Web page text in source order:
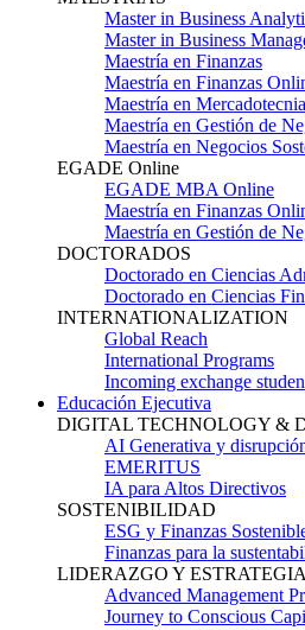
Master in Business
Master in Business
Maestría en Finanzas
Maestría en Finanzas
Maestría en Mercadotecnia
Maestría en Gestión de
Maestría en Negocios
EGADE Online
EGADE MBA Online
Maestría en Finanzas
Maestría en Gestión de
DOCTORADOS
Doctorado en Ciencias
Doctorado en Ciencias
INTERNATIONALIZATION
Global Reach
International Programs
Incoming exchange
Educación Ejecutiva
DIGITAL TECHNOLOGY &
AI Generativa y
EMERITUS
IA para Altos Directivos
SOSTENIBILIDAD
ESG y Finanzas
Finanzas para la
LIDERAZGO Y ESTRATEGIA
Advanced Management
Journey to Conscious